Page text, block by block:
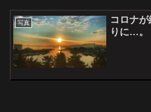
写真
コロナ
りに…。